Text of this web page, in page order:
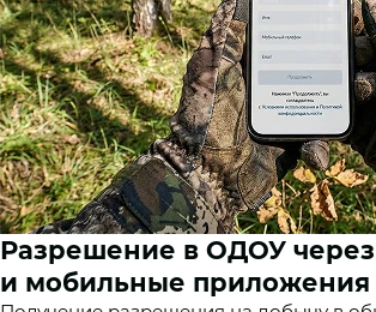
Разрешение в ОДОУ через
и мобильные приложения